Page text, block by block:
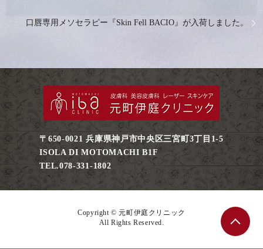
口唇専用メソセラピー『Skin Fell BACIO』が入荷しました。
〒650-0021 兵庫県神戸市中央区三宮町3丁目1-5
ISOLA DI MOTOMACHI B1F
TEL.078-331-1802
Copyright © 元町伊庭クリニック
All Rights Reserved.